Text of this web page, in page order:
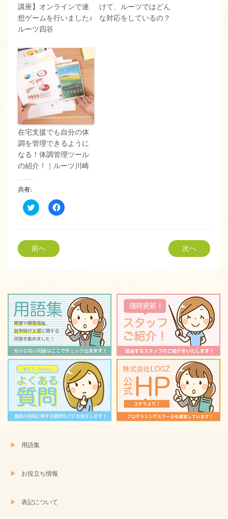
講座】オンラインで連
想ゲームを行いました♪
ルーツ四谷
けて、ルーツではどん
な対応をしているの？
在宅支援でも自分の体
調を管理できるように
なる！体調管理ツール
の紹介！｜ルーツ川崎
共有:
ク
リ
し
て
Twitter
で
共
ウ
ィ
ン
ド
ウ
で
開
き
ま
す)
Facebook
で
す
て
く
だ
さ
い
(新
し
い
ウ
ィ
ン
ド
ウ
で
開
き
ま
す)
前へ 次へ
用語集
お役立ち情報
表記について